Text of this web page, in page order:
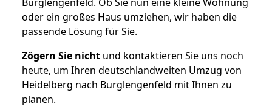
oder ein großes Haus umziehen, wir haben die
passende Lösung für Sie.
Zögern Sie nicht und kontaktieren Sie uns noch
heute, um Ihren deutschlandweiten Umzug von
Heidelberg nach Burglengenfeld mit Ihnen zu
planen.